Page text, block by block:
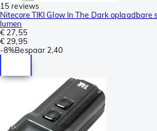
15 reviews
Nitecore TIKI Glow In The Dark
lumen
€ 27,55
€ 29,95
-8%Bespaar 2,40